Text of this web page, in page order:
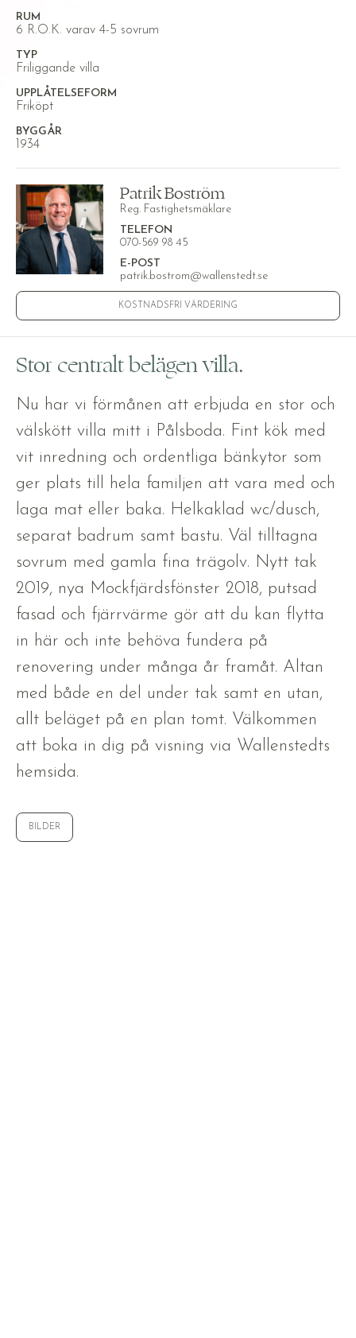
RUM
6 R.O.K. varav 4-5 sovrum
TYP
Friliggande villa
UPPLÅTELSEFORM
Friköpt
BYGGÅR
1934
Patrik Boström
Reg. Fastighetsmäklare
TELEFON
070-569 98 45
E-POST
patrik.bostrom@wallenstedt.se
KOSTNADSFRI VÄRDERING
Stor centralt belägen villa.
Nu har vi förmånen att erbjuda en stor och
välskött villa mitt i Pålsboda. Fint kök med
vit inredning och ordentliga bänkytor som
ger plats till hela familjen att vara med och
laga mat eller baka. Helkaklad wc/dusch,
separat badrum samt bastu. Väl tilltagna
sovrum med gamla fina trägolv. Nytt tak
2019, nya Mockfjärdsfönster 2018, putsad
fasad och fjärrvärme gör att du kan flytta
in här och inte behöva fundera på
renovering under många år framåt. Altan
med både en del under tak samt en utan,
allt beläget på en plan tomt. Välkommen
att boka in dig på visning via Wallenstedts
hemsida.
BILDER